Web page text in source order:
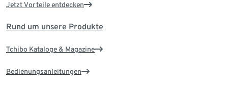
Jetzt Vorteile entdecken
Rund um unsere Produkte
Tchibo Kataloge & Magazine
Bedienungsanleitungen